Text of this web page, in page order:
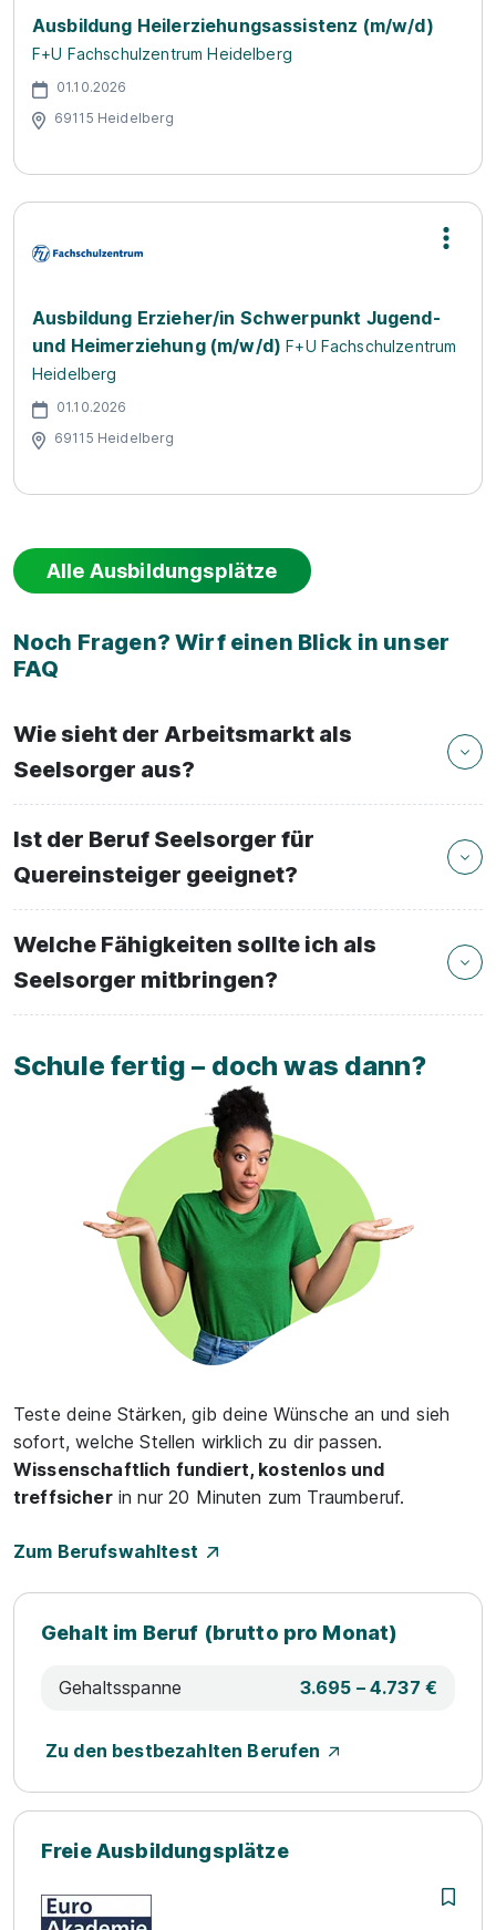
Ausbildung Heilerziehungsassistenz (m/w/d)
F+U Fachschulzentrum Heidelberg
01.10.2026
69115 Heidelberg
Ausbildung Erzieher/in Schwerpunkt Jugend-
und Heimerziehung (m/w/d) F+U Fachschulzentrum
Heidelberg
01.10.2026
69115 Heidelberg
Alle Ausbildungsplätze
Noch Fragen? Wirf einen Blick in unser
FAQ
Wie sieht der Arbeitsmarkt als
Seelsorger aus?
Ist der Beruf Seelsorger für
Quereinsteiger geeignet?
Welche Fähigkeiten sollte ich als
Seelsorger mitbringen?
Schule fertig – doch was dann?
Teste deine Stärken, gib deine Wünsche an und sieh
sofort, welche Stellen wirklich zu dir passen.
Wissenschaftlich fundiert, kostenlos und
treffsicherin nur 20 Minuten zum Traumberuf.
Zum Berufswahltest
Gehalt im Beruf (brutto pro Monat)
Gehaltsspanne 3.695 – 4.737 €
Zu den bestbezahlten Berufen
Freie Ausbildungsplätze